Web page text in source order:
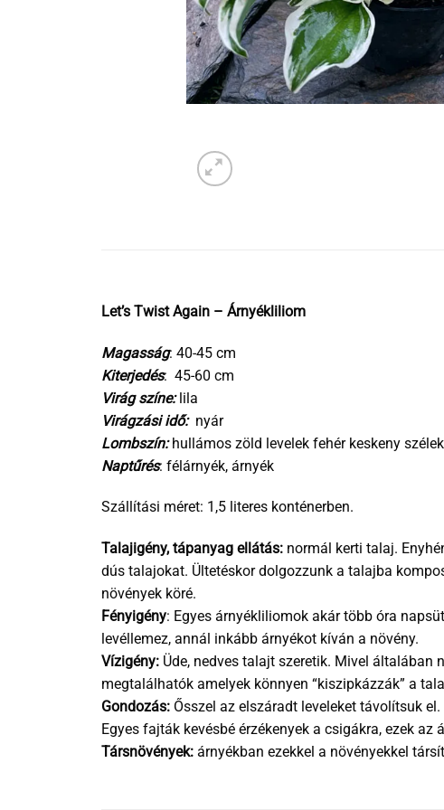
Let’s Twist Again – Árnyékliliom
Magasság: 40-45 cm
Kiterjedés: 45-60 cm
Virág színe:lila
Virágzási idő:nyár
Lombszín:hullámos zöld levelek fehér keskeny
Naptűrés: félárnyék, árnyék
Szállítási méret: 1,5 literes konténerben.
Talajigény, tápanyag ellátás: normál kerti talaj.
dús talajokat. Ültetéskor dolgozzunk a talajba
növények köré.
Fényigény: Egyes árnyékliliomok akár több óra
levéllemez, annál inkább árnyékot kíván a növény.
Vízigény: Üde, nedves talajt szeretik. Mivel
megtalálhatók amelyek könnyen “kiszipkázzák” a
Gondozás: Ősszel az elszáradt leveleket távolítsuk
Egyes fajták kevésbé érzékenyek a csigákra, ezek
Társnövények: árnyékban ezekkel a növényekkel